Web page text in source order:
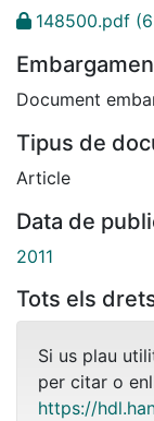
148500.pdf
Document
Tipus de
Article
Data de
2011
Tots els
Si us plau
per citar o
https://